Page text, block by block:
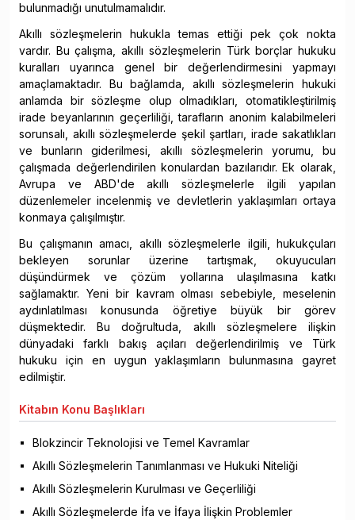
bulunmadığı unutulmamalıdır.
Akıllı sözleşmelerin hukukla temas ettiği pek çok nokta
vardır. Bu çalışma, akıllı sözleşmelerin Türk borçlar hukuku
kuralları uyarınca genel bir değerlendirmesini yapmayı
amaçlamaktadır. Bu bağlamda, akıllı sözleşmelerin hukuki
anlamda bir sözleşme olup olmadıkları, otomatikleştirilmiş
irade beyanlarının geçerliliği, tarafların anonim kalabilmeleri
sorunsalı, akıllı sözleşmelerde şekil şartları, irade sakatlıkları
ve bunların giderilmesi, akıllı sözleşmelerin yorumu, bu
çalışmada değerlendirilen konulardan bazılarıdır. Ek olarak,
Avrupa ve ABD'de akıllı sözleşmelerle ilgili yapılan
düzenlemeler incelenmiş ve devletlerin yaklaşımları ortaya
konmaya çalışılmıştır.
Bu çalışmanın amacı, akıllı sözleşmelerle ilgili, hukukçuları
bekleyen sorunlar üzerine tartışmak, okuyucuları
düşündürmek ve çözüm yollarına ulaşılmasına katkı
sağlamaktır. Yeni bir kavram olması sebebiyle, meselenin
aydınlatılması konusunda öğretiye büyük bir görev
düşmektedir. Bu doğrultuda, akıllı sözleşmelere ilişkin
dünyadaki farklı bakış açıları değerlendirilmiş ve Türk
hukuku için en uygun yaklaşımların bulunmasına gayret
edilmiştir.
Kitabın Konu Başlıkları
Blokzincir Teknolojisi ve Temel Kavramlar
Akıllı Sözleşmelerin Tanımlanması ve Hukuki Niteliği
Akıllı Sözleşmelerin Kurulması ve Geçerliliği
Akıllı Sözleşmelerde İfa ve İfaya İlişkin Problemler